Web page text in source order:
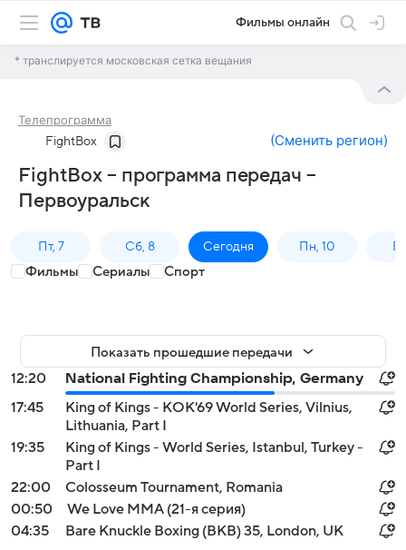
Фильмы онлайн
* транслируется московская сетка вещания
Телепрограмма
FightBox (Сменить регион)
FightBox – программа передач –
Первоуральск
Пт, 7 Сб, 8 Сегодня Пн, 10
Фильмы Сериалы Спорт
Показать прошедшие передачи
12:20
National Fighting Championship, Germany
17:45
King of Kings - KOK'69 World Series, Vilnius,
Lithuania, Part I
19:35
King of Kings - World Series, Istanbul, Turkey -
Part I
22:00
Colosseum Tournament, Romania
00:50
We Love MMA (21-я серия)
04:35
Bare Knuckle Boxing (BKB) 35, London, UK